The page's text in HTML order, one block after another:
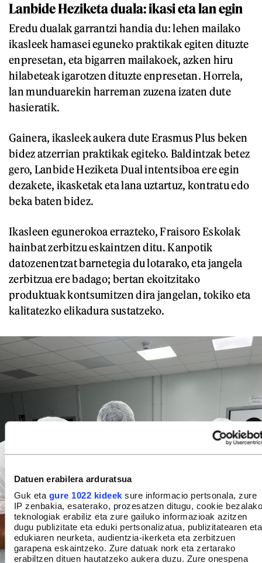
Datuen erabilera arduratsua
Guk eta gure 1022 kideek sure informacio pertsonala, zure
IP zenbakia, esaterako, prozesatzen ditugu, cookie bezalako
teknologiak erabiliz eta zure gailuko informazioak azitzen
dugu publizitate eta eduki pertsonalizatua, publizitatearen eta
edukiaren neurketa, audientzia-ikerketa eta zerbitzuen
garapena eskaintzeko. Zure datuak nork eta zertarako
erabiltzen dituen hautatzeko aukera duzu. Zure onespena
Lanbide Heziketa duala: ikasi eta lan egin
Eredu dualak garrantzi handia du: lehen mailako
ikasleek hamasei eguneko praktikak egiten dituzte
enpresetan, eta bigarren mailakoek, azken hiru
hilabeteak igarotzen dituzte enpresetan. Horrela,
lan munduarekin harreman zuzena izaten dute
hasieratik.
Gainera, ikasleek aukera dute Erasmus Plus beken
bidez atzerrian praktikak egiteko. Baldintzak betez
gero, Lanbide Heziketa Dual intentsiboa ere egin
dezakete, ikasketak eta lana uztartuz, kontratu edo
beka baten bidez.
Ikasleen egunerokoa errazteko, Fraisoro Eskolak
hainbat zerbitzu eskaintzen ditu. Kanpotik
datozenentzat barnetegia du lotarako, eta jangela
zerbitzua ere badago; bertan ekoitzitako
produktuak kontsumitzen dira jangelan, tokiko eta
kalitatezko elikadura sustatzeko.